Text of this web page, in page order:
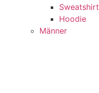
Sweatshirt
Hoodie
Männer